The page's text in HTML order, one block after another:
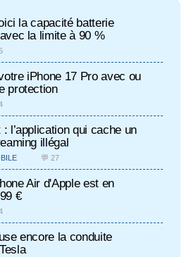
la capacité batterie
la limite à 90 %
iPhone 17 Pro avec ou
protection
l’application qui cache un
illégal
💬 27
Air d'Apple est en
€
encore la conduite